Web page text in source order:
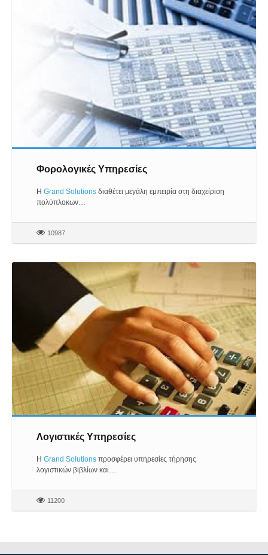
Φορολογικές Υπηρεσίες
Η Grand Solutionsδιαθέτει μεγάλη εμπειρία στη διαχείριση
πολύπλοκων…
10987
Λογιστικές Υπηρεσίες
Η Grand Solutionsπροσφέρει υπηρεσίες τήρησης
λογιστικών βιβλίων και…
11200